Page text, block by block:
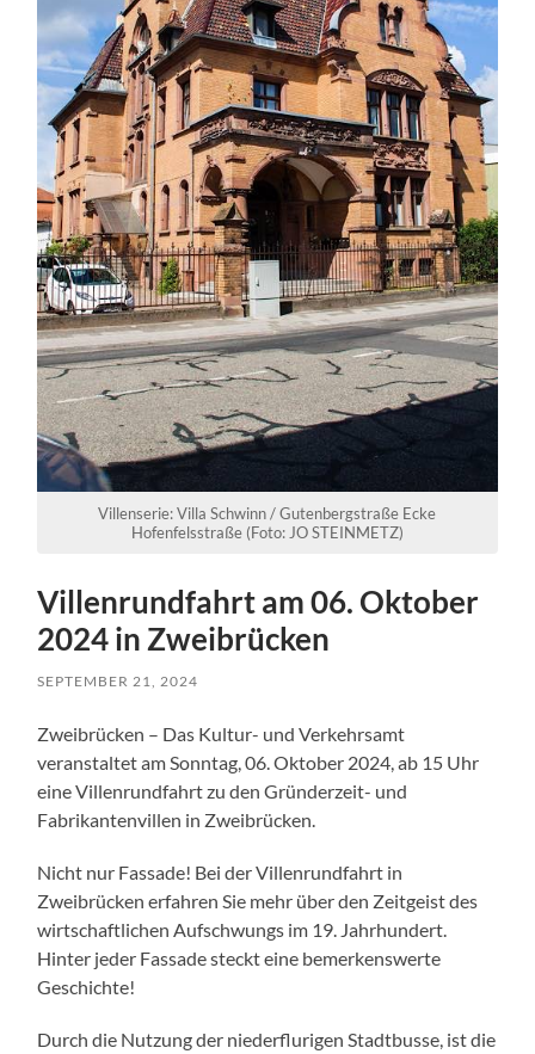
Villenserie: Villa Schwinn / Gutenbergstraße Ecke
Hofenfelsstraße (Foto: JO STEINMETZ)
Villenrundfahrt am 06. Oktober
2024 in Zweibrücken
SEPTEMBER 21, 2024
Zweibrücken – Das Kultur- und Verkehrsamt
veranstaltet am Sonntag, 06. Oktober 2024, ab 15 Uhr
eine Villenrundfahrt zu den Gründerzeit- und
Fabrikantenvillen in Zweibrücken.
Nicht nur Fassade! Bei der Villenrundfahrt in
Zweibrücken erfahren Sie mehr über den Zeitgeist des
wirtschaftlichen Aufschwungs im 19. Jahrhundert.
Hinter jeder Fassade steckt eine bemerkenswerte
Geschichte!
Durch die Nutzung der niederflurigen Stadtbusse, ist die